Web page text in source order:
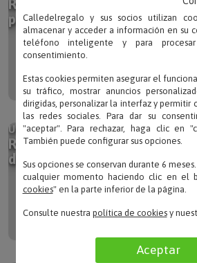
Regalos originales
para Día del Padre
Un regalo original para celebrar
Regalos originales
de cumpleaños
Calledelregalo y sus socios utilizan
almacenar y acceder a información en su
teléfono inteligente y para
consentimiento.
Estas cookies permiten asegurar el
su tráfico, mostrar anuncios
dirigidas, personalizar la interfaz y permitir
las redes sociales. Para dar su
"aceptar". Para rechazar, haga clic en
También puede configurar sus opciones.
Sus opciones se conservan durante 6
cualquier momento haciendo clic en el
cookies" en la parte inferior de la página.
Consulte nuestra política de cookiesy
Aceptar